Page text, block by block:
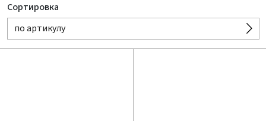
Сортировка
по артикулу